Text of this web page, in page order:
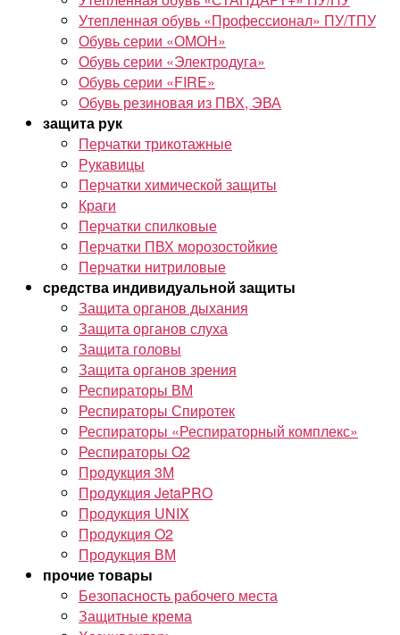
Утепленная обувь «Профессионал» ПУ/ТПУ
Обувь серии «ОМОН»
Обувь серии «Электродуга»
Обувь серии «FIRE»
Обувь резиновая из ПВХ, ЭВА
защита рук
Перчатки трикотажные
Рукавицы
Перчатки химической защиты
Краги
Перчатки спилковые
Перчатки ПВХ морозостойкие
Перчатки нитриловые
средства индивидуальной защиты
Защита органов дыхания
Защита органов слуха
Защита головы
Защита органов зрения
Респираторы ВМ
Респираторы Спиротек
Респираторы «Респираторный комплекс»
Респираторы O2
Продукция 3М
Продукция JetaPRO
Продукция UNIX
Продукция O2
Продукция ВМ
прочие товары
Безопасность рабочего места
Защитные крема